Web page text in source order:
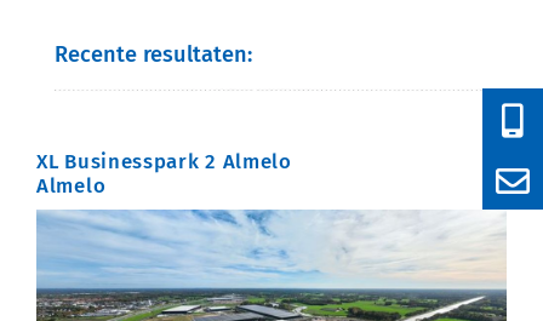
Recente resultaten:
XL Businesspark 2 Almelo
Almelo